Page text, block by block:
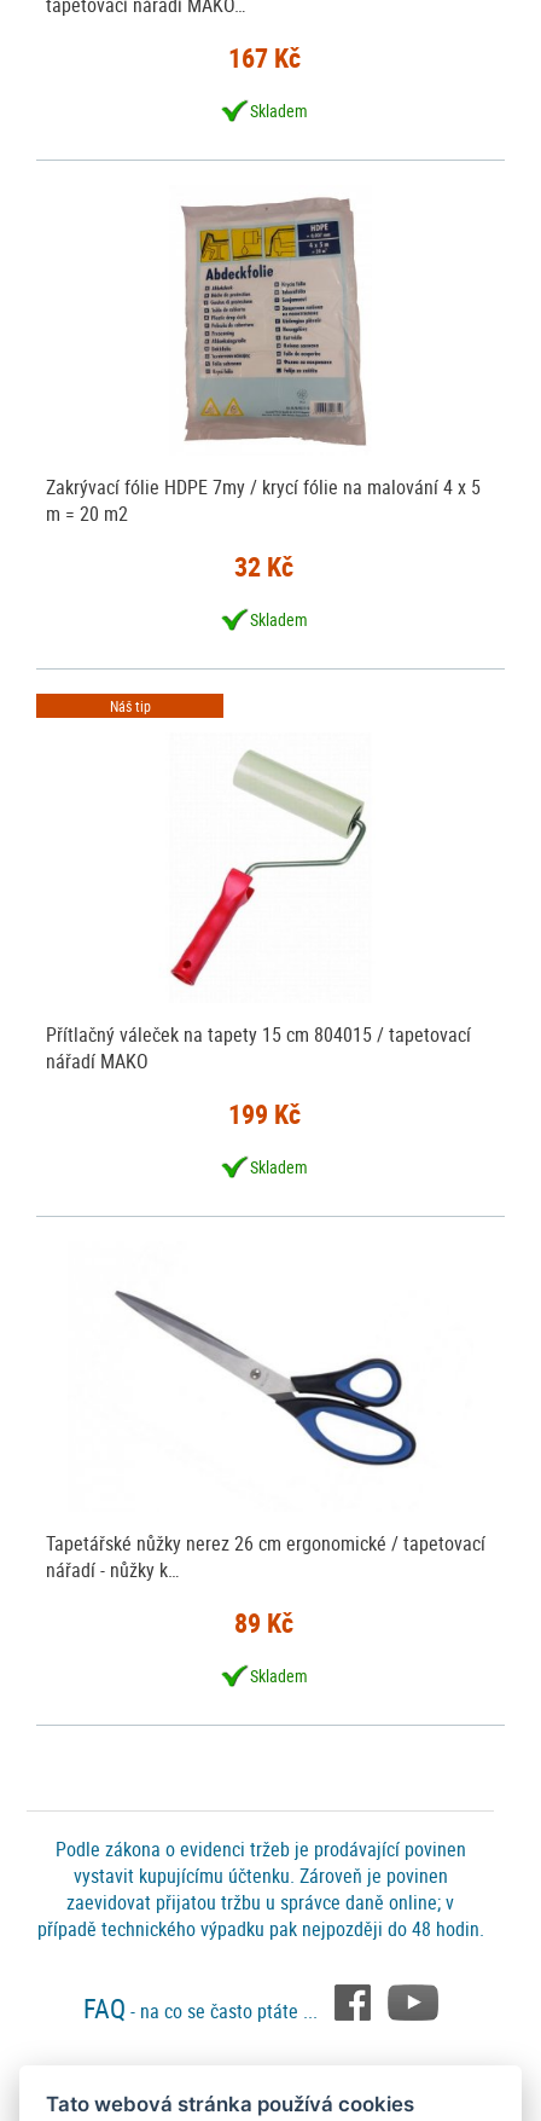
167 Kč
Skladem
Zakrývací fólie HDPE 7my / krycí fólie na malování 4 x 5
m = 20 m2
32 Kč
Skladem
Náš tip
Přítlačný váleček na tapety 15 cm 804015 / tapetovací
nářadí MAKO
199 Kč
Skladem
Tapetářské nůžky nerez 26 cm ergonomické / tapetovací
nářadí - nůžky k…
89 Kč
Skladem
Podle zákona o evidenci tržeb je prodávající povinen
vystavit kupujícímu účtenku. Zároveň je povinen
zaevidovat přijatou tržbu u správce daně online; v
případě technického výpadku pak nejpozději do 48 hodin.
FAQ - na co se často ptáte ...
Tato webová stránka používá cookies